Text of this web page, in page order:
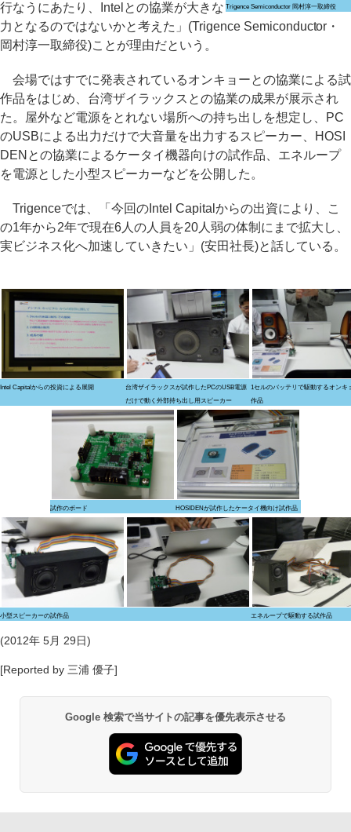
Trigence Semiconductor 岡村淳一取締役
行なうにあたり、Intelとの協業が大きな
力となるのではないかと考えた」(Trigence Semiconductor・
岡村淳一取締役)ことが理由だという。
会場ではすでに発表されているオンキョーとの協業による試
作品をはじめ、台湾ザイラックスとの協業の成果が展示され
た。屋外など電源をとれない場所への持ち出しを想定し、PC
のUSBによる出力だけで大音量を出力するスピーカー、HOSI
DENとの協業によるケータイ機器向けの試作品、エネループ
を電源とした小型スピーカーなどを公開した。
Trigenceでは、「今回のIntel Capitalからの出資により、こ
の1年から2年で現在6人の人員を20人弱の体制にまで拡大し、
実ビジネス化へ加速していきたい」(安田社長)と話している。
Intel Capitalからの投資による展開
台湾ザイラックスが試作したPCのUSB電源
だけで動く外部持ち出し用スピーカー
1セルのバッテリで駆動するオンキ
作品
試作のボード HOSIDENが試作したケータイ機向け試作品
小型スピーカーの試作品 エネループで駆動する試作品
(2012年 5月 29日)
[Reported by 三浦 優子]
Google 検索で当サイトの記事を優先表示させる